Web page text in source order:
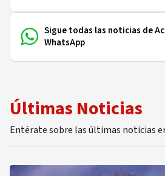
Sigue todas las noticias de
WhatsApp